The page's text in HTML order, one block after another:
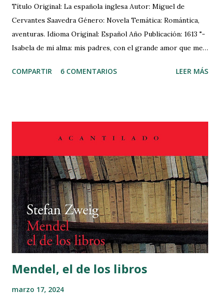
Título Original: La española inglesa Autor: Miguel de
Cervantes Saavedra Género: Novela Temática: Romántica,
aventuras. Idioma Original: Español Año Publicación: 1613 "-
Isabela de mi alma: mis padres, con el grande amor que me
han traído a casa una doncella escocesa con quien ellos
el cumplimiento del sensual apetito: que, puesto que tu
corporal hermosura me cautivó los sentidos, tus infinitas
virtudes me aprisionaron el alma, de manera que si
hermosa te quise, fea te adoro; y para confirmar esta
verdad, dame esa mano." MI LECTURA: Inspirado en un
hecho real, el saqueo de Cádiz de 1596 y adaptando la
novela b...
COMPARTIR 6 COMENTARIOS LEER MÁS
Mendel, el de los libros
marzo 17, 2024